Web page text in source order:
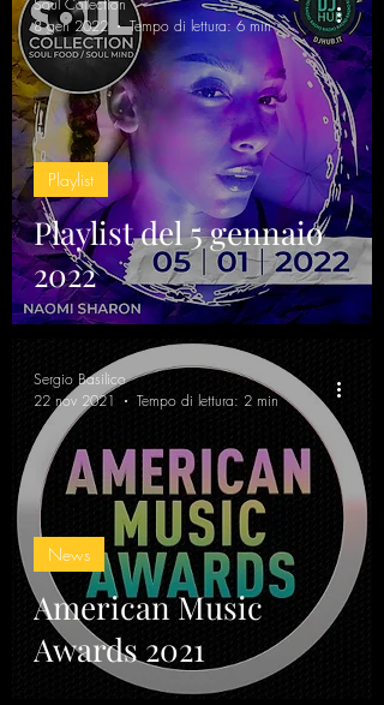
Playlist del 5 gennaio
2022
Playlist
Soul Collection
8 gen 2022
Tempo di lettura: 6 min
American Music
Awards 2021
News
Sergio Basilico
22 nov 2021
Tempo di lettura: 2 min